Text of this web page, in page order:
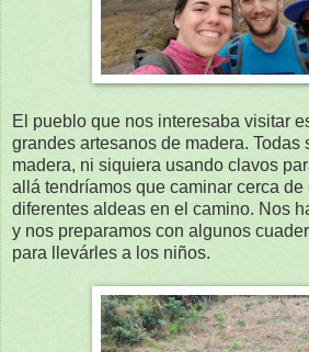
El pueblo que nos interesaba visitar
grandes artesanos de madera. Todas
madera, ni siquiera usando clavos
allá tendríamos que caminar cerca
diferentes aldeas en el camino. Nos
y nos preparamos con algunos
para llevárles a los niños.